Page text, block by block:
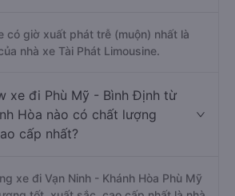
có giờ xuất phát trễ (muộn) nhất là
nhà xe Tài Phát Limousine.
xe đi Phù Mỹ - Bình Định từ
Hòa nào có chất lượng
cấp nhất?
xe đi Vạn Ninh - Khánh Hòa Phù Mỹ